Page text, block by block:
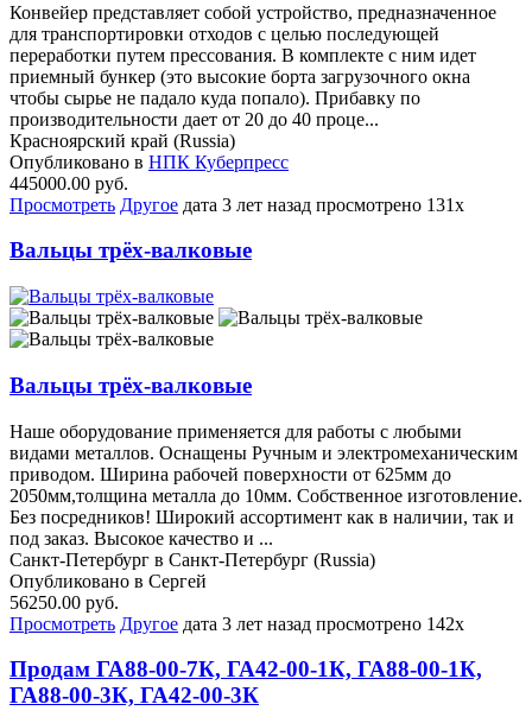
Конвейер представляет собой устройство, предназначенное
для транспортировки отходов с целью последующей
переработки путем прессования. В комплекте с ним идет
приемный бункер (это высокие борта загрузочного окна
чтобы сырье не падало куда попало). Прибавку по
производительности дает от 20 до 40 проце...
Красноярский край (Russia)
Опубликовано в НПК Куберпресс
445000.00 руб.
Просмотреть Другое дата 3 лет назад просмотрено 131x
Вальцы трёх-валковые
Вальцы трёх-валковые
Наше оборудование применяется для работы с любыми
видами металлов. Оснащены Ручным и электромеханическим
приводом. Ширина рабочей поверхности от 625мм до
2050мм,толщина металла до 10мм. Собственное изготовление.
Без посредников! Широкий ассортимент как в наличии, так и
под заказ. Высокое качество и ...
Санкт-Петербург в Санкт-Петербург (Russia)
Опубликовано в Сергей
56250.00 руб.
Просмотреть Другое дата 3 лет назад просмотрено 142x
Продам ГА88-00-7К, ГА42-00-1К, ГА88-00-1К,
ГА88-00-3К, ГА42-00-3К